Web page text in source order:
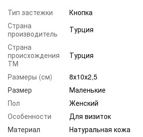
Тип застежки
Кнопка
Страна
производитель
Турция
Страна
происхождения
ТМ
Турция
Размеры (см)
8х10х2,5
Размер
Маленькие
Пол
Женский
Особенности
Для визиток
Материал
Натуральная кожа